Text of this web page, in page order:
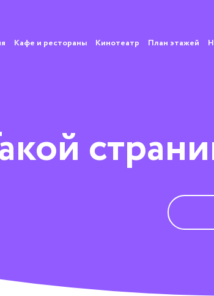
Кафе и рестораны Кинотеатр План этажей